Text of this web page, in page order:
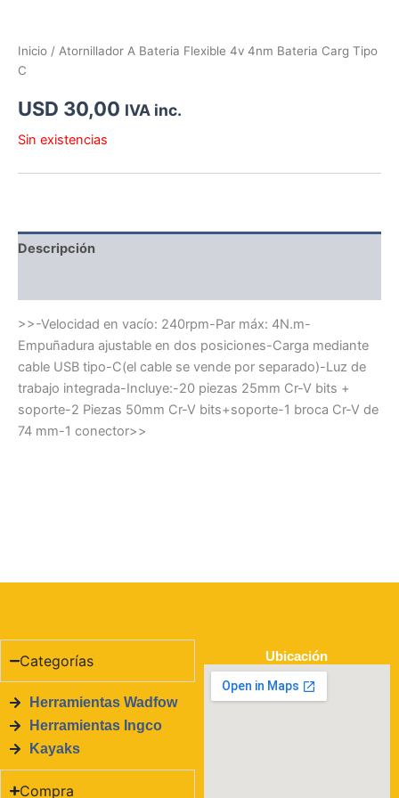
Inicio / Atornillador A Bateria Flexible 4v 4nm Bateria Carg Tipo
C
USD 30,00 IVA inc.
Sin existencias
Descripción
>>-Velocidad en vacío: 240rpm-Par máx: 4N.m-
Empuñadura ajustable en dos posiciones-Carga mediante
cable USB tipo-C(el cable se vende por separado)-Luz de
trabajo integrada-Incluye:-20 piezas 25mm Cr-V bits +
soporte-2 Piezas 50mm Cr-V bits+soporte-1 broca Cr-V de
74 mm-1 conector>>
Categorías
Herramientas Wadfow
Herramientas Ingco
Kayaks
Compra
Ubicación